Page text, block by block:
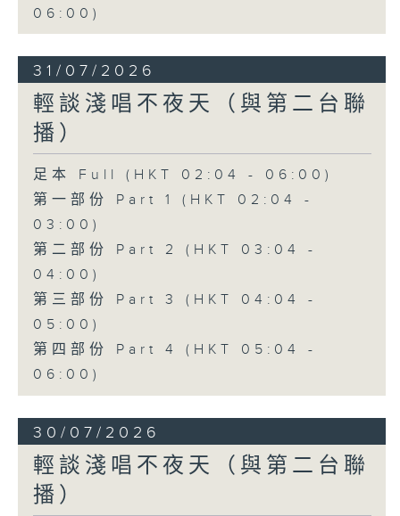
06:00)
31/07/2026
輕談淺唱不夜天（與第二台聯
播）
足本 Full (HKT 02:04 - 06:00)
第一部份 Part 1 (HKT 02:04 -
03:00)
第二部份 Part 2 (HKT 03:04 -
04:00)
第三部份 Part 3 (HKT 04:04 -
05:00)
第四部份 Part 4 (HKT 05:04 -
06:00)
30/07/2026
輕談淺唱不夜天（與第二台聯
播）